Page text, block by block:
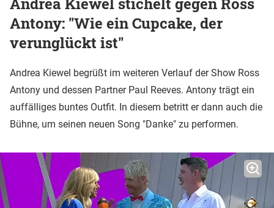
Antony: "Wie ein Cupcake, der
verunglückt ist"
Andrea Kiewel begrüßt im weiteren Verlauf der Show Ross
Antony und dessen Partner Paul Reeves. Antony trägt ein
auffälliges buntes Outfit. In diesem betritt er dann auch die
Bühne, um seinen neuen Song "Danke" zu performen.